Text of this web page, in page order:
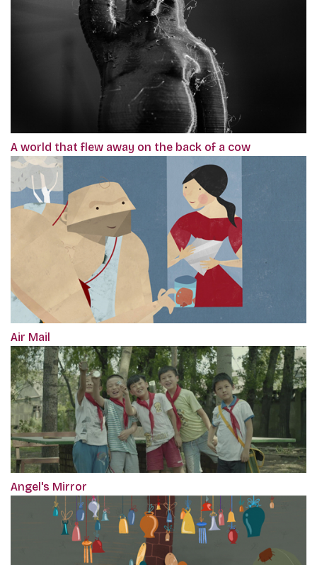
A world that flew away on the back of a cow
Air Mail
Angel's Mirror